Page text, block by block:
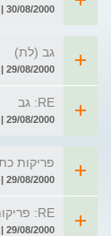
30/08/2000 | 20:51 | מאת: צחי
גב (לת)
29/08/2000 | 18:17 | מאת: wesam
RE: גב
29/08/2000 | 18:50 | מאת: דר' אסא לב-אל
פריקות
29/08/2000 | 10:35 | מאת: שי שלזינגר
RE: פריקות כתף חוזרות
29/08/2000 | 16:23 | מאת: ד"ר אסא לב-אל